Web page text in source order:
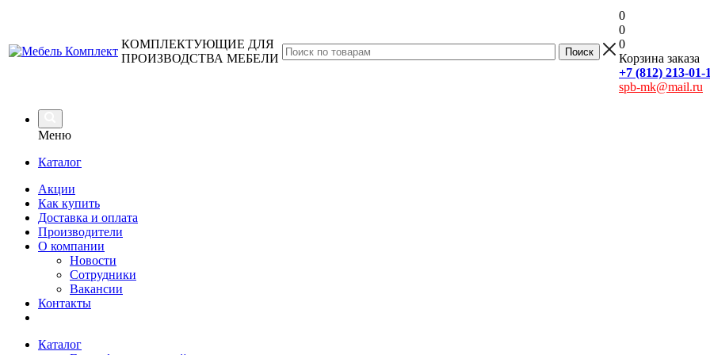
КОМПЛЕКТУЮЩИЕ ДЛЯ
ПРОИЗВОДСТВА МЕБЕЛИ
0
0
0
Корзина заказа
+7 (812) 213-01-
spb-mk@mail.ru
Меню
Каталог
Акции
Как купить
Доставка и оплата
Производители
О компании
Новости
Сотрудники
Вакансии
Контакты
Каталог